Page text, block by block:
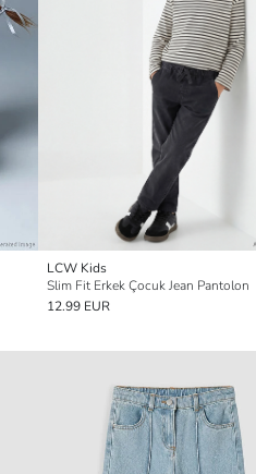
LCW Kids
Slim Fit Erkek Çocuk Jean Pantolon
12.99 EUR